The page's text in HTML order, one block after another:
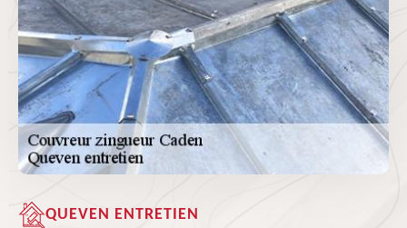
QUEVEN ENTRETIEN